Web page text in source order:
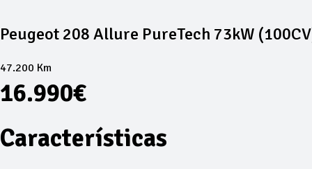
Peugeot 208 Allure PureTech 73kW
47.200 Km
16.990€
Características